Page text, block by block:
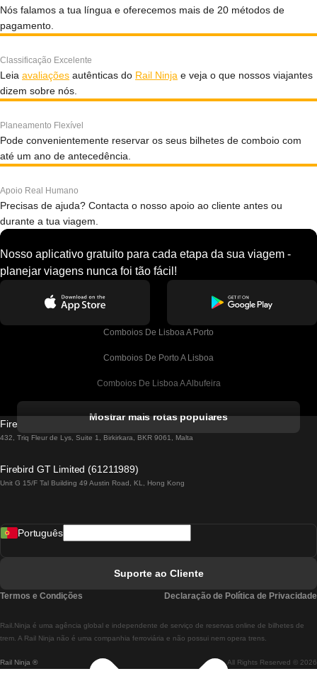
Nós falamos a tua língua e oferecemos mais de 20 métodos de
pagamento.
Classificação Excelente
Leia avaliações autênticas do Rail Ninja e veja o que nossos viajantes
dizem sobre nós.
Planeamento Flexível
Pode convenientemente reservar os seus bilhetes de comboio com
até um ano de antecedência.
Apoio Real Humano
Precisas de ajuda? Contacta o nosso apoio ao cliente antes ou
durante a tua viagem.
Nosso aplicativo gratuito para cada etapa da sua viagem -
planejar viagens nunca foi tão fácil!
Comboios De Lisboa A Porto
Comboios De Porto A Lisboa
Comboios De Lisboa A Albufeira
Comboios De Lisboa A Lagos
Comboios De Lisboa A Madrid
Comboios De Lisboa A Braga
Comboios De Braga A Lisboa
Mostrar mais rotas populares
Firebird GT Limited (OC 1451)
432, Triq Fleur de Lys, Suite 1, Birkirkara, BKR 9061, Malta
Firebird GT Limited (61211989)
Unit G 15/F Tal Building 49 Austin Road, KL, Hong Kong
Rail Ninja ® All Rights Reserved © 2026
Rail.Ninja é uma agência global e independente de serviço de reservas online de bilhetes de
trem. A Rail Ninja não é uma companhia ferroviária e não possui nem opera trens.
Português
Suporte ao Cliente
Termos e Condições Declaração de Política de Privacidade